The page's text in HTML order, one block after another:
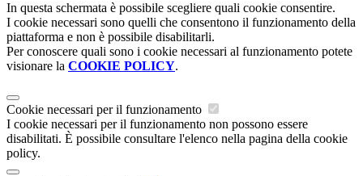
In questa schermata è possibile scegliere quali cookie consentire.
I cookie necessari sono quelli che consentono il funzionamento della
piattaforma e non è possibile disabilitarli.
Per conoscere quali sono i cookie necessari al funzionamento potete
visionare la COOKIE POLICY.
Cookie necessari per il funzionamento
I cookie necessari per il funzionamento non possono essere
disabilitati. È possibile consultare l'elenco nella pagina della cookie
policy.